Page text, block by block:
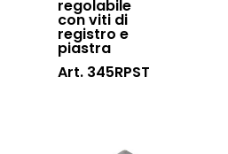
regolabile
con viti di
registro e
piastra
Art. 345RPST